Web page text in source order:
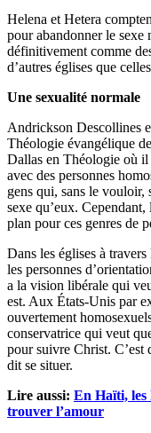
Helena et Hetera
pour abandonner le sexe
définitivement comme
d’autres églises que
Une sexualité normale
Andrickson Descollines
Théologie évangélique
Dallas en Théologie où il
avec des personnes
gens qui, sans le vouloir,
sexe qu’eux.
plan pour ces genres de
Dans les églises à
les personnes
a la vision libérale qui
est. Aux États-Unis par
ouvertement
conservatrice qui veut
pour suivre Christ. C’est
dit se situer.
Lire aussi: En Haïti, les
trouver l’amour